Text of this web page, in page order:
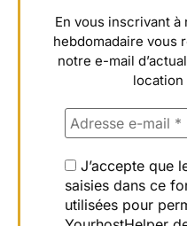
En vous inscrivant
hebdomadaire vous
notre e-mail
location
J’accepte que
saisies dans ce
utilisées pour